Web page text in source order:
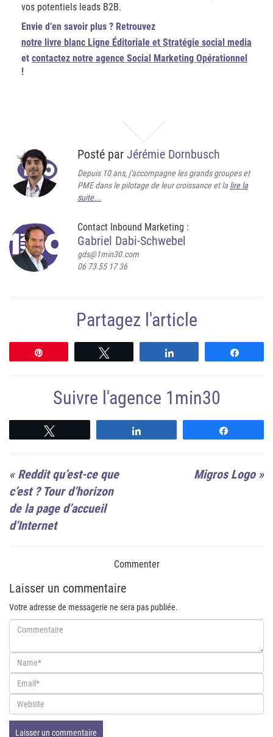
vos potentiels leads B2B.
Envie d’en savoir plus ? Retrouvez
notre livre blanc Ligne Éditoriale et Stratégie social media
et contactez notre agence Social Marketing Opérationnel
!
Posté par Jérémie Dornbusch
Depuis 10 ans, j'accompagne les grands groupes et
PME dans le pilotage de leur croissance et la lire la
suite...
Contact Inbound Marketing :
Gabriel Dabi-Schwebel
gds@1min30.com
06 73 55 17 36
Partagez l'article
Suivre l'agence 1min30
« Reddit qu’est-ce que
c’est ? Tour d’horizon
de la page d’accueil
d’Internet
Migros Logo»
Commenter
Laisser un commentaire
Votre adresse de messagerie ne sera pas publiée.